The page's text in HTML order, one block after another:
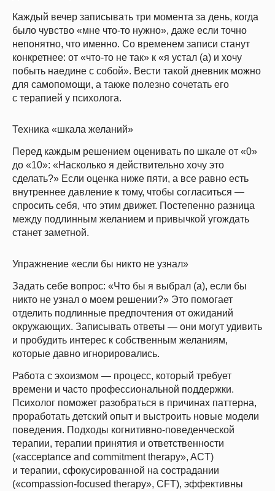
Каждый вечер записывать три момента за день, когда
было чувство «мне что-то нужно», даже если точно
непонятно, что именно. Со временем записи станут
конкретнее: от «что-то не так» к «я устал (а) и хочу
побыть наедине с собой». Вести такой дневник можно
для самопомощи, а также полезно сочетать его
с терапией у психолога.
Техника «шкала желаний»
Перед каждым решением оценивать по шкале от «0»
до «10»: «Насколько я действительно хочу это
сделать?» Если оценка ниже пяти, а все равно есть
внутреннее давление к тому, чтобы согласиться —
спросить себя, что этим движет. Постепенно разница
между подлинным желанием и привычкой угождать
станет заметной.
Упражнение «если бы никто не узнал»
Задать себе вопрос: «Что бы я выбрал (а), если бы
никто не узнал о моем решении?» Это помогает
отделить подлинные предпочтения от ожиданий
окружающих. Записывать ответы — они могут удивить
и пробудить интерес к собственным желаниям,
которые давно игнорировались.
Работа с эхоизмом — процесс, который требует
времени и часто профессиональной поддержки.
Психолог поможет разобраться в причинах паттерна,
проработать детский опыт и выстроить новые модели
поведения. Подходы когнитивно-поведенческой
терапии, терапии принятия и ответственности
(«acceptance and commitment therapy», ACT)
и терапии, сфокусированной на сострадании
(«compassion-focused therapy», CFT), эффективны